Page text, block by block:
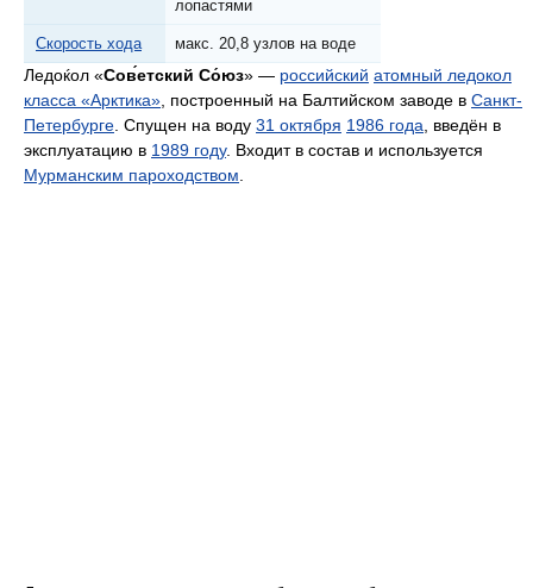
лопастями
Скорость хода макс. 20,8 узлов на воде
Ледоќол «Сов́етский Со́юз» — российский атомный ледокол
класса «Арктика» , построенный на Балтийском заводе в Санкт-
Петербурге . Спущен на воду 31 октября 1986 года , введён в
эксплуатацию в 1989 году. Входит в состав и используется
Мурманским пароходством